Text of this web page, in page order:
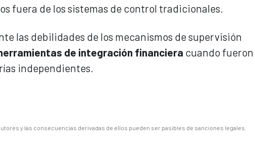
fuera de los sistemas de control tradicionales.
las debilidades de los mecanismos de supervisión
de integración financiera cuando fueron
independientes.
y las consecuencias derivadas de ellos pueden ser pasibles de sanciones legales.